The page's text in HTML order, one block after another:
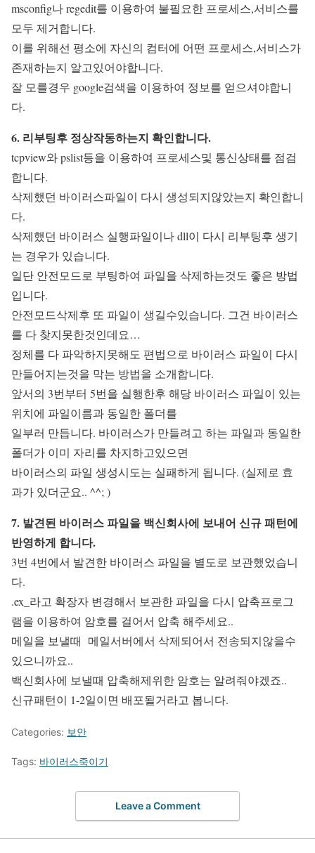
msconfig나 regedit를 이용하여 불필요한 프로세스,서비스를
모두 제거합니다.
이를 위해선 평소에 자신의 컴터에 어떤 프로세스,서비스가
존재하는지 알고있어야합니다.
잘 모를경우 google검색을 이용하여 정보를 얻으셔야합니
다.
6. 리부팅후 정상작동하는지 확인합니다.
tcpview와 pslist등을 이용하여 프로세스및 통신상태를 점검
합니다.
삭제했던 바이러스파일이 다시 생성되지않았는지 확인합니
다.
삭제했던 바이러스 실행파일이나 dll이 다시 리부팅후 생기
는 경우가 있습니다.
일단 안전모드로 부팅하여 파일을 삭제하는것도 좋은 방법
입니다.
안전모드삭제후 또 파일이 생길수있습니다. 그건 바이러스
를 다 찾지못한것인데요…
정체를 다 파악하지못해도 편법으로 바이러스 파일이 다시
만들어지는것을 막는 방법을 소개합니다.
앞서의 3번부터 5번을 실행한후 해당 바이러스 파일이 있는
위치에 파일이름과 동일한 폴더를
일부러 만듭니다. 바이러스가 만들려고 하는 파일과 동일한
폴더가 이미 자리를 차지하고있으면
바이러스의 파일 생성시도는 실패하게 됩니다. (실제로 효
과가 있더군요.. ^^; )
7. 발견된 바이러스 파일을 백신회사에 보내어 신규 패턴에
반영하게 합니다.
3번 4번에서 발견한 바이러스 파일을 별도로 보관했었습니
다.
.ex_라고 확장자 변경해서 보관한 파일을 다시 압축프로그
램을 이용하여 암호를 걸어서 압축 해주세요..
메일을 보낼때 메일서버에서 삭제되어서 전송되지않을수
있으니까요..
백신회사에 보낼때 압축해제위한 암호는 알려줘야겠죠..
신규패턴이 1-2일이면 배포될거라고 봅니다.
Categories: 보안
Tags: 바이러스죽이기
Leave a Comment